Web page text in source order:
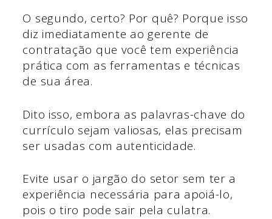
O segundo, certo? Por quê? Porque isso
diz imediatamente ao gerente de
contratação que você tem experiência
prática com as ferramentas e técnicas
de sua área.
Dito isso, embora as palavras-chave do
currículo sejam valiosas, elas precisam
ser usadas com autenticidade.
Evite usar o jargão do setor sem ter a
experiência necessária para apoiá-lo,
pois o tiro pode sair pela culatra.